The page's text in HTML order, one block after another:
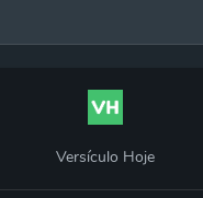
Versículo Hoje